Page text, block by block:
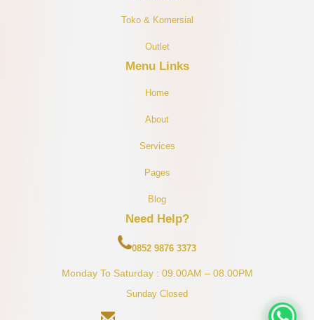
Toko & Komersial
OUtlet
Menu Links
Home
About
Services
Pages
Blog
Need Help?
0852 9876 3373
Monday To Saturday : 09.00AM – 08.00PM
Sunday Closed